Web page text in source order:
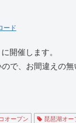
ード
開催します。
で、お間違えの無
オープン 琵琶湖オー